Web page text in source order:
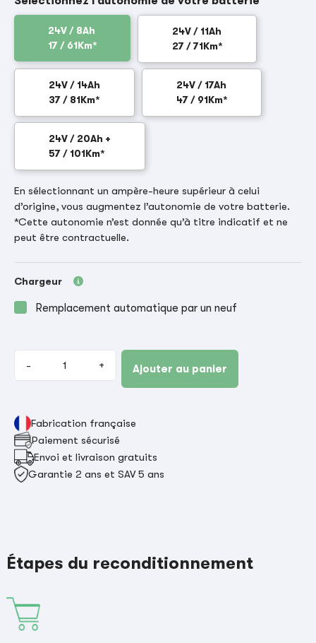
24V / 8Ah
17 / 61Km*
24V / 11Ah
27 / 71Km*
24V / 14Ah
37 / 81Km*
24V / 17Ah
47 / 91Km*
24V / 20Ah +
57 / 101Km*
En sélectionnant un ampère-heure supérieur à celui
d’origine, vous augmentez l’autonomie de votre batterie.
*Cette autonomie n’est donnée qu’à titre indicatif et ne
peut être contractuelle.
Chargeur
Remplacement automatique par un neuf
- + Ajouter au panier
Fabrication française
Paiement sécurisé
Envoi et livraison gratuits
Garantie 2 ans et SAV 5 ans
Étapes du reconditionnement